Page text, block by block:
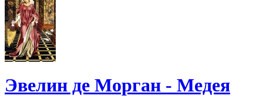
Эвелин де Морган - Медея